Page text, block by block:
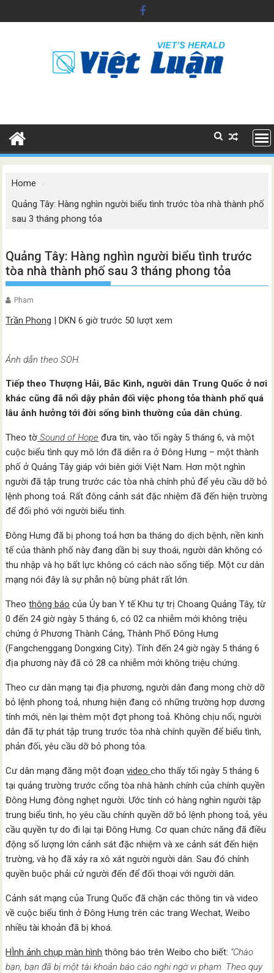
to
Home
Quảng Tây: Hàng nghìn người biểu tình trước tòa nhà thành phố
sau 3 tháng phong tỏa
Quảng Tây: Hàng nghìn người biểu tình trước
tòa nhà thành phố sau 3 tháng phong tỏa
Pham
Trần Phong | DKN 6 giờ trước 50 lượt xem
Ảnh dẫn theo SOH.
Tiếp theo Thượng Hải, Bắc Kinh, người dân Trung Quốc ở nơi
khác cũng đã nổi dậy phản đối việc phong tỏa thành phố quá
lâu ảnh hưởng tới đời sống bình thường của dân chúng.
Theo tờ Sound of Hope đưa tin, vào tối ngày 5 tháng 6, và một
cuộc biểu tình quy mô lớn đã diễn ra ở Đông Hưng – một thành
phố ở Quảng Tây giáp với biên giới Việt Nam. Hơn một nghìn
người đã tập trung trước các tòa nhà chính phủ để yêu cầu dỡ bỏ
lệnh phong toả. Rất đông cảnh sát đặc nhiệm đã đến hiện trường
để đối phó với người biểu tình.
Đông Hưng đã bị phong toả hơn ba tháng do dịch bệnh, nền kinh
tế của thành phố này đang dần bị suy thoái, người dân không có
thu nhập và họ bất lực không có cách nào sống tiếp. Một cư dân
mạng nói đây là sự phẫn nộ bùng phát rất lớn.
Theothông báo của Ủy ban Y tế Khu tự trị Choang Quảng Tây, từ
0 đến 24 giờ ngày 5 tháng 6, có 02 ca nhiễm mới không triệu
chứng ở Phương Thành Cảng, Thành Phố Đông Hưng
(Fangchenggang Dongxing City). Tính đến 24 giờ ngày 5 tháng 6
địa phương này đã có 28 ca nhiễm mới không triệu chứng.
Theo cư dân mạng tại địa phương, người dân đang mong chờ dỡ
bỏ lệnh phong toả, nhưng hiện đang có những trường hợp dương
tính mới, nên lại thêm một đợt phong toả. Không chịu nổi, người
dân đã tự phát tập trung trước tòa nhà chính quyền để biểu tình,
phản đối, yêu cầu dỡ bỏ phong tỏa.
Cư dân mạng đăng một đoạnvideocho thấy tối ngày 5 tháng 6
tại quảng trường trước cổng tòa nhà hành chính của chính quyền
Đông Hưng đông nghẹt người. Ước tính có hàng nghìn người tập
trung biểu tình, họ yêu cầu chính quyền dỡ bỏ lệnh phong toả, yêu
cầu quyền tự do đi lại tại Đông Hưng. Cơ quan chức năng đã điều
động số lượng lớn cảnh sát đặc nhiệm và xe cảnh sát đến hiện
trường, và họ đã xảy ra xô xát người người dân. Sau đó chính
quyền buộc phải cử người đến để đối thoại với người dân.
Cảnh sát mạng của Trung Quốc đã chặn các thông tin và video
về cuộc biểu tình ở Đông Hưng trên các trang Wechat, Weibo
nhiều tài khoản đã bị khoá.
HÌnh ảnh chụp màn hình thông báo trên Weibo cho biết: “Chào
bạn, bạn đã bị một tài khoản báo cáo nghi ngờ vi phạm. Theo quy